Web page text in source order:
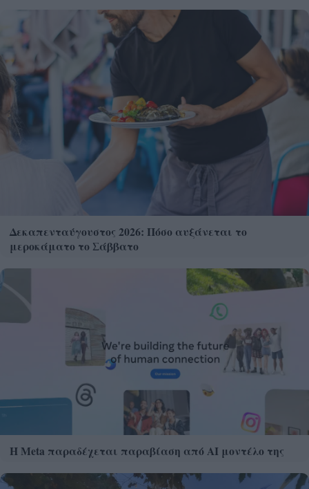
Δεκαπενταύγουστος 2026: Πόσο αυξάνεται το
μεροκάματο το Σάββατο
Η Meta παραδέχεται παραβίαση από AI μοντέλο της